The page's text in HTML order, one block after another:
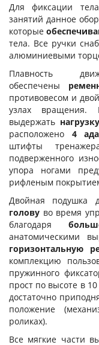
Для фиксации
занятий данное
которые
тела. Все ручки
алюминиевыми
Плавность
обеспечены
противовесом и
узлах вращения.
выдержать
расположено 4
штифты
подверженного
упора ногами
рифленым
Двойная подушка
голову во время
благодаря
анатомическими
горизонтальную
комплекцию
пружинного
прост по высоте в
достаточно
положение
роликах).
Все мягкие части